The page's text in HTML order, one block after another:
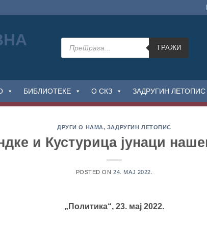
Products
search
ТРАЖИ
БИБЛИОТЕКЕ О СКЗ ЗАДРУГИН ЛЕТОПИС
ДРУГИ О НАМА, ЗАДРУГИН ЛЕТОПИС
и Кустурица јунаци
POSTED ON24. МАЈ 2022.
„Политика“, 23. мај 2022.